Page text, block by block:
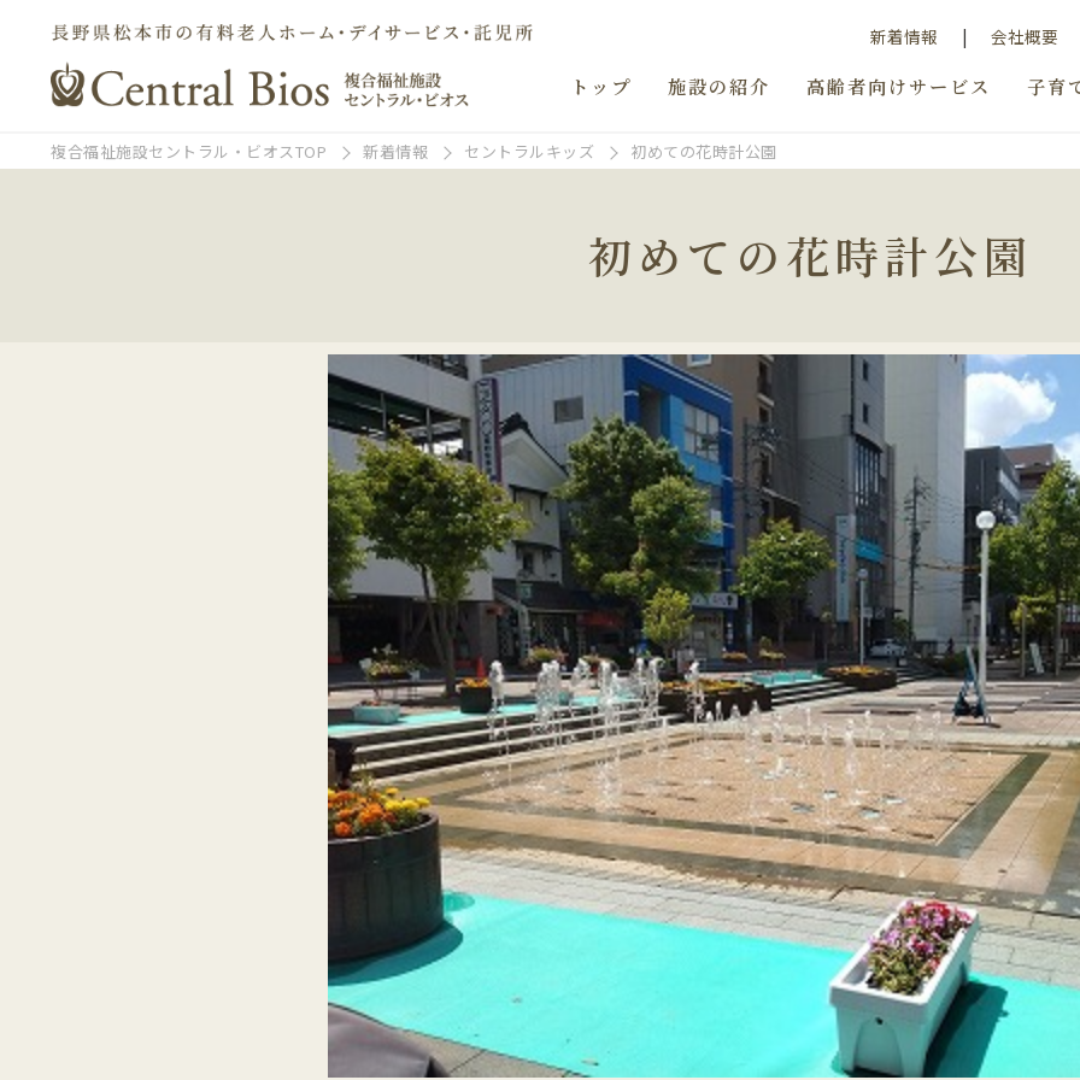
新着情報 会社概要
トップ 施設の紹介 高齢者向けサービス 子育
複合福祉施設セントラル・ビオスTOP 新着情報 セントラルキッズ 初めての花時計公園
初めての花時計公園